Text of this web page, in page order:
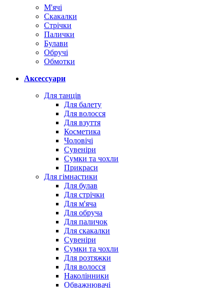
М'ячі
Скакалки
Стрічки
Палички
Булави
Обручі
Обмотки
Аксессуари
Для танців
Для балету
Для волосся
Для взуття
Косметика
Чоловічі
Сувеніри
Сумки та чохли
Прикраси
Для гімнастики
Для булав
Для стрічки
Для м'яча
Для обруча
Для паличок
Для скакалки
Сувеніри
Сумки та чохли
Для розтяжки
Для волосся
Наколінники
Обважнювачі